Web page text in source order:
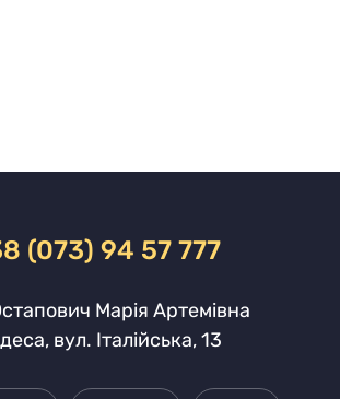
(073) 94 57 777
Марія Артемівна
вул. Італійська, 13